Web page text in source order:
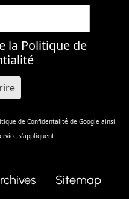
la Politique de
de Confidentalité de Google ainsi
s'appliquent.
Sitemap